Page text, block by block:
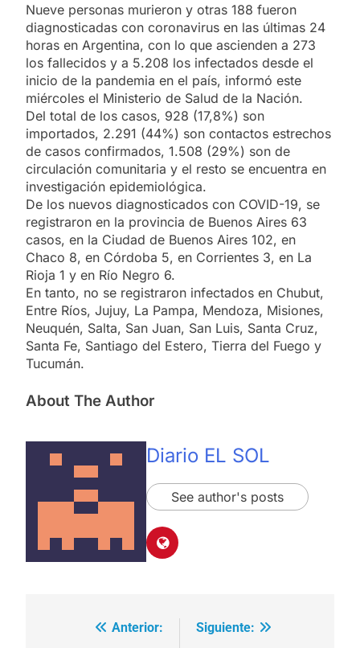
Nueve personas murieron y otras 188 fueron
diagnosticadas con coronavirus en las últimas 24
horas en Argentina, con lo que ascienden a 273
los fallecidos y a 5.208 los infectados desde el
inicio de la pandemia en el país, informó este
miércoles el Ministerio de Salud de la Nación.
Del total de los casos, 928 (17,8%) son
importados, 2.291 (44%) son contactos estrechos
de casos confirmados, 1.508 (29%) son de
circulación comunitaria y el resto se encuentra en
investigación epidemiológica.
De los nuevos diagnosticados con COVID-19, se
registraron en la provincia de Buenos Aires 63
casos, en la Ciudad de Buenos Aires 102, en
Chaco 8, en Córdoba 5, en Corrientes 3, en La
Rioja 1 y en Río Negro 6.
En tanto, no se registraron infectados en Chubut,
Entre Ríos, Jujuy, La Pampa, Mendoza, Misiones,
Neuquén, Salta, San Juan, San Luis, Santa Cruz,
Santa Fe, Santiago del Estero, Tierra del Fuego y
Tucumán.
About The Author
Diario EL SOL
See author's posts
Navegación
Anterior:
Siguiente: